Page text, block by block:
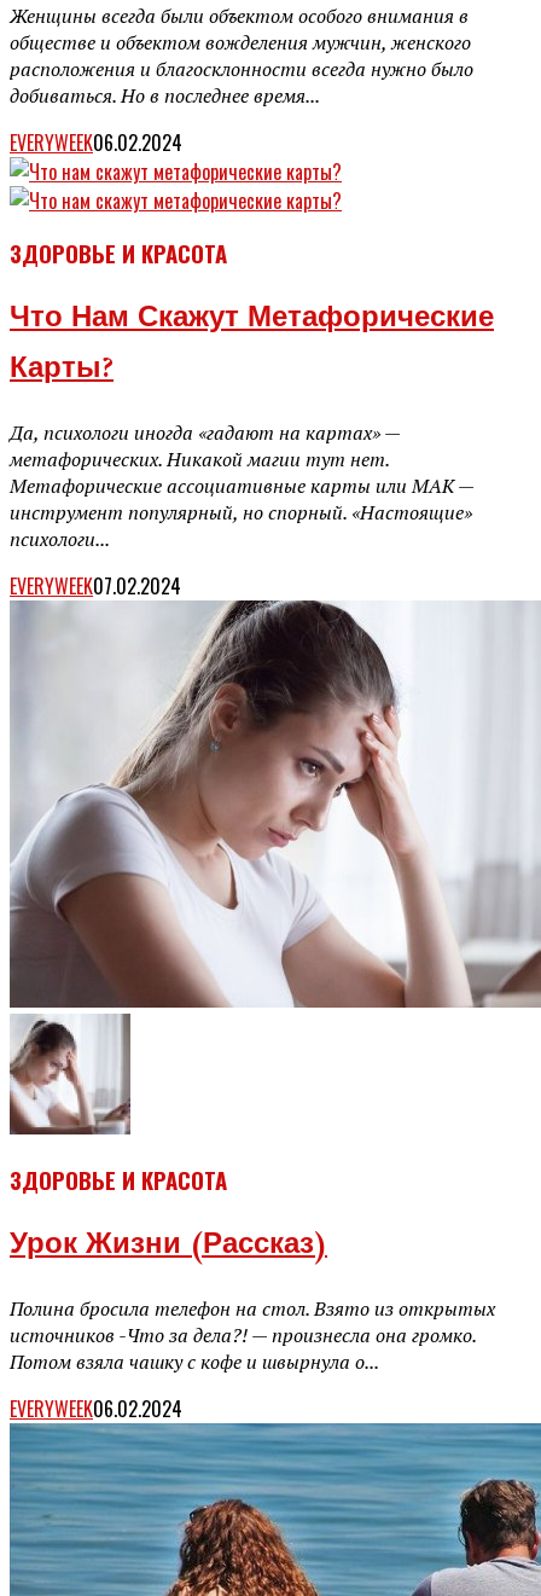
Женщины всегда были объектом особого внимания в
обществе и объектом вожделения мужчин, женского
расположения и благосклонности всегда нужно было
добиваться. Но в последнее время...
EVERYWEEK06.02.2024
ЗДОРОВЬЕ И КРАСОТА
Что Нам Скажут Метафорические
Карты?
Да, психологи иногда «гадают на картах» —
метафорических. Никакой магии тут нет.
Метафорические ассоциативные карты или МАК —
инструмент популярный, но спорный. «Настоящие»
психологи...
EVERYWEEK07.02.2024
ЗДОРОВЬЕ И КРАСОТА
Урок Жизни (рассказ)
Полина бросила телефон на стол. Взято из открытых
источников -Что за дела?! — произнесла она громко.
Потом взяла чашку с кофе и швырнула о...
EVERYWEEK06.02.2024